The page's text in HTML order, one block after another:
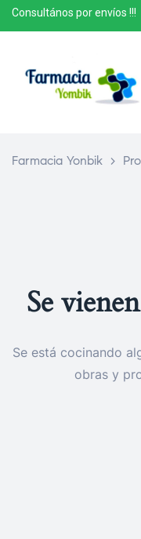
Consultános por envíos !!!
Farmacia Yonbik >
Se
Se está cocinando
obras y